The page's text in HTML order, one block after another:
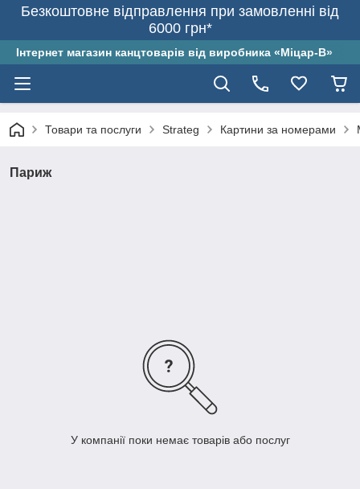
Безкоштовне відправлення при замовленні від
6000 грн*
Інтернет магазин канцтоварів від виробника «Міцар-В»
Товари та послуги Strateg Картини за номерами
Париж
У компанії поки немає товарів або послуг